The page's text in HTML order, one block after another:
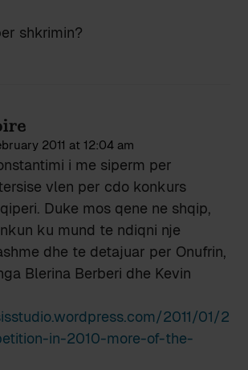
shkrimin?
2011 at 12:04 am
i me siperm per
vlen per cdo konkurs
Duke mos qene ne shqip,
ku mund te ndiqni nje
dhe te detajuar per Onufrin,
Blerina Berberi dhe Kevin
2011/01/2
in-2010-more-of-the-